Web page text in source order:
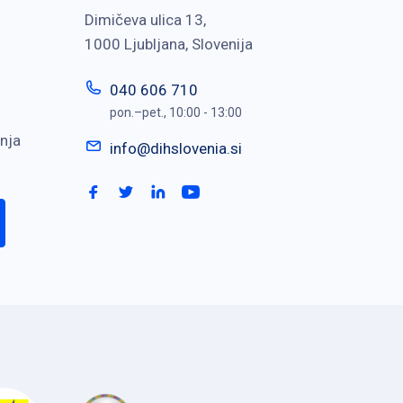
Dimičeva ulica 13,
1000 Ljubljana, Slovenija
040 606 710
pon.–pet., 10:00 - 13:00
info@dihslovenia.si